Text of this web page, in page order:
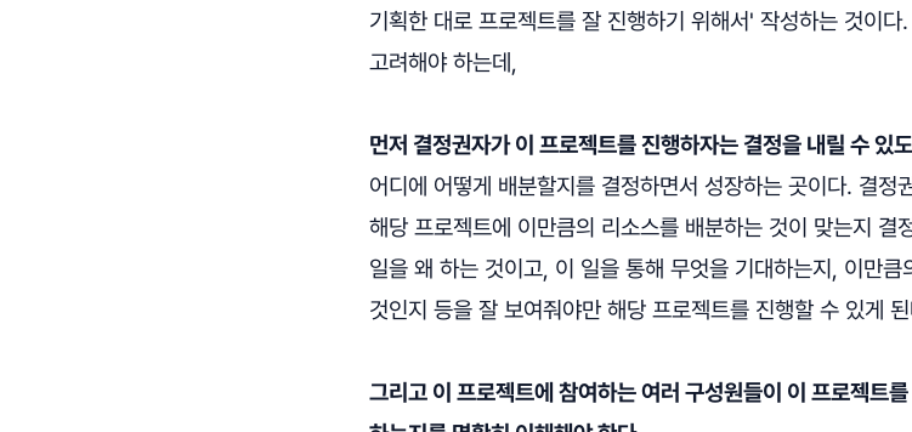
기획한 대로 프로젝트를 잘 진행하기 위해서' 작성하는 것이
고려해야 하는데,
먼저 결정권자가 이 프로젝트를 진행하자는 결정을 내릴 수 있
어디에 어떻게 배분할지를 결정하면서 성장하는 곳이다. 결정
해당 프로젝트에 이만큼의 리소스를 배분하는 것이 맞는지 결
일을 왜 하는 것이고, 이 일을 통해 무엇을 기대하는지, 이만
것인지 등을 잘 보여줘야만 해당 프로젝트를 진행할 수 있게
그리고 이 프로젝트에 참여하는 여러 구성원들이 이 프로젝트